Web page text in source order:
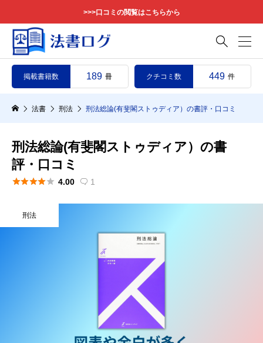
>>>口コミの閲覧はこちらから

掲載書籍数 189 冊 クチコミ数 449 件
法書 刑法 刑法総論(有斐閣ストゥディア）の書評・口コミ
刑法総論(有斐閣ストゥディア）の書
評・口コミ
 4.00  1
刑法